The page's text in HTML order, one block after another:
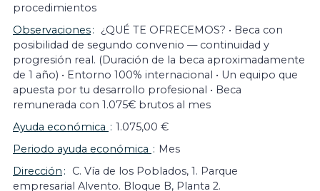
procedimientos
Observaciones
¿QUÉ TE OFRECEMOS? • Beca con
posibilidad de segundo convenio — continuidad y
progresión real. (Duración de la beca aproximadamente
de 1 año) • Entorno 100% internacional • Un equipo que
apuesta por tu desarrollo profesional • Beca
remunerada con 1.075€ brutos al mes
Ayuda económica
1.075,00 €
Periodo ayuda económica
Mes
Dirección
C. Vía de los Poblados, 1. Parque
empresarial Alvento. Bloque B, Planta 2.